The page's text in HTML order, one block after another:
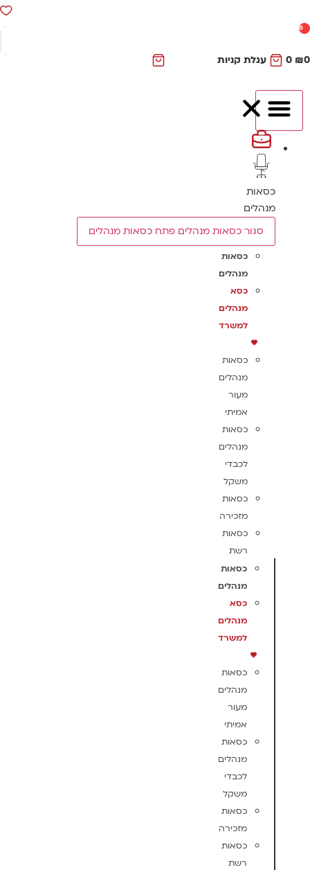
0
₪
0 עגלת קניות
כסאות
מנהלים
סגור כסאות מנהלים פתח כסאות מנהלים
כסאות
מנהלים
כסא
מנהלים
למשרד
כסאות
מנהלים
מעור
אמיתי
כסאות
מנהלים
לכבדי
משקל
כסאות
מזכירה
כסאות
רשת
כסאות
מנהלים
כסא
מנהלים
למשרד
כסאות
מנהלים
מעור
אמיתי
כסאות
מנהלים
לכבדי
משקל
כסאות
מזכירה
כסאות
רשת